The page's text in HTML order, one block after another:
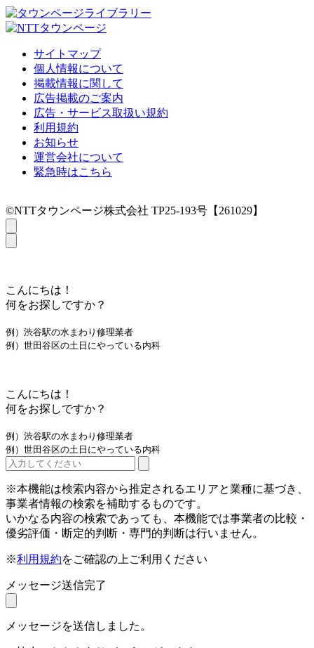
サイトマップ
個人情報について
掲載情報に関して
広告掲載のご案内
広告・サービス取扱い規約
利用規約
お知らせ
運営会社について
緊急時はこちら
©NTTタウンページ株式会社 TP25-193号【261029】
こんにちは！
何をお探しですか？
例）渋谷駅の水まわり修理業者
例）世田谷区の土日にやっている内科
こんにちは！
何をお探しですか？
例）渋谷駅の水まわり修理業者
例）世田谷区の土日にやっている内科
※本機能は検索内容から推定されるエリアと業種に基づき、
事業者情報の検索を補助するものです。
いかなる内容の検索であっても、本機能では事業者の比較・
優劣評価・断定的判断・専門的判断は行いません。
※利用規約をご確認の上ご利用ください
メッセージ送信完了
メッセージを送信しました。